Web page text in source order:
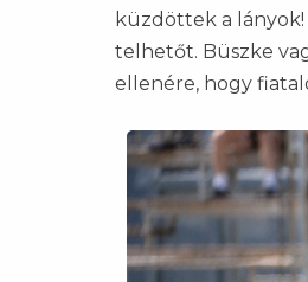
küzdöttek a
telhetőt. Büszke
ellenére, hogy